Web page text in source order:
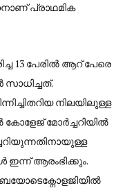
പ്രാഥമിക
13 പേരിൽ ആറ് പേരെ
സാധിച്ചത്.
നിലയിലുള്ള
മോർച്ചറിയിൽ
ആരംഭിക്കും.
ബയോടെക്നോളജിയിൽ